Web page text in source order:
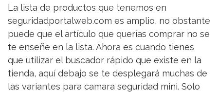
La lista de productos que tenemos en
seguridadportalweb.com es amplio, no obstante
puede que el artículo que querías comprar no se
te enseñe en la lista. Ahora es cuando tienes
que utilizar el buscador rápido que existe en la
tienda, aquí debajo se te desplegará muchas de
las variantes para camara seguridad mini. Solo